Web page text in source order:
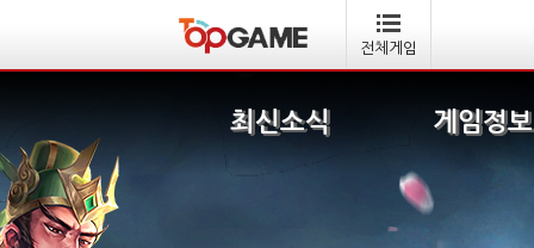
전체게임
최신소식 게임정보